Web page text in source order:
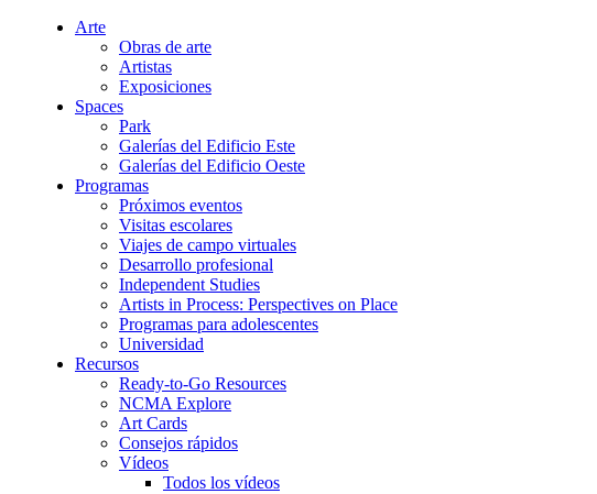
Arte
Obras de arte
Artistas
Exposiciones
Spaces
Park
Galerías del Edificio Este
Galerías del Edificio Oeste
Programas
Próximos eventos
Visitas escolares
Viajes de campo virtuales
Desarrollo profesional
Independent Studies
Artists in Process: Perspectives on Place
Programas para adolescentes
Universidad
Recursos
Ready-to-Go Resources
NCMA Explore
Art Cards
Consejos rápidos
Vídeos
Todos los vídeos